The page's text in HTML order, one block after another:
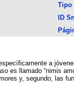
Tipo
ID
a
llamado “nimis
y, segundo, las